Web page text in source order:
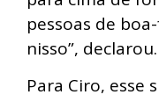
pessoas de
nisso”, declarou.
Para Ciro, esse